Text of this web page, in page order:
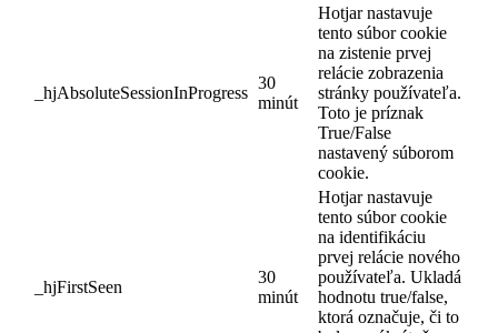
_hjAbsoluteSessionInProgress
30
minút
Hotjar nastavuje
tento súbor cookie
na zistenie prvej
relácie zobrazenia
stránky používateľa.
Toto je príznak
True/False
nastavený súborom
cookie.
_hjFirstSeen
30
minút
Hotjar nastavuje
tento súbor cookie
na identifikáciu
prvej relácie nového
používateľa. Ukladá
hodnotu true/false,
ktorá označuje, či to